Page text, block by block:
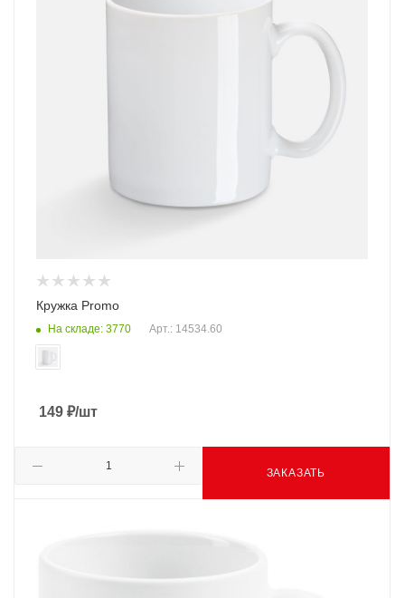
Кружка Promo
На складе: 3770 Арт.: 14534.60
149 ₽/шт
ЗАКАЗАТЬ